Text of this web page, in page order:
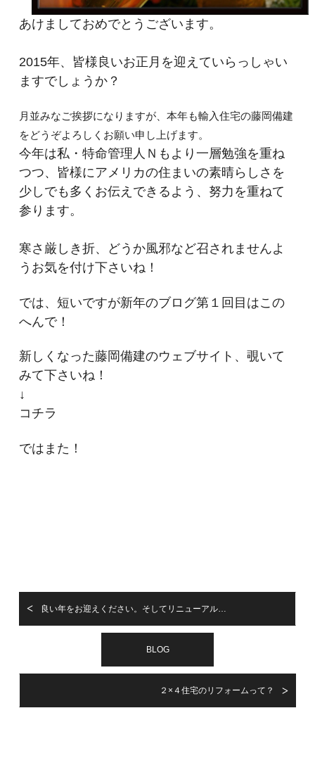
あけましておめでとうございます。
2015年、皆様良いお正月を迎えていらっしゃい
ますでしょうか？
月並みなご挨拶になりますが、本年も輸入住宅の藤岡備建
をどうぞよろしくお願い申し上げます。
今年は私・特命管理人Ｎもより一層勉強を重ね
つつ、皆様にアメリカの住まいの素晴らしさを
少しでも多くお伝えできるよう、努力を重ねて
参ります。
寒さ厳しき折、どうか風邪など召されませんよ
うお気を付け下さいね！
では、短いですが新年のブログ第１回目はこの
へんで！
新しくなった藤岡備建のウェブサイト、覗いて
みて下さいね！
↓
コチラ
ではまた！
良い年をお迎えください。そしてリニューアル…
BLOG
２×４住宅のリフォームって？